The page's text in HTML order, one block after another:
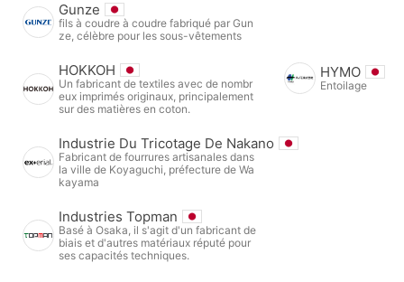
Gunze
fils à coudre à coudre fabriqué par Gun
ze, célèbre pour les sous-vêtements
HOKKOH
Un fabricant de textiles avec de nombr
eux imprimés originaux, principalement
sur des matières en coton.
HYMO
Entoilage
Industrie Du Tricotage De Nakano
Fabricant de fourrures artisanales dans
la ville de Koyaguchi, préfecture de Wa
kayama
Industries Topman
Basé à Osaka, il s'agit d'un fabricant de
biais et d'autres matériaux réputé pour
ses capacités techniques.